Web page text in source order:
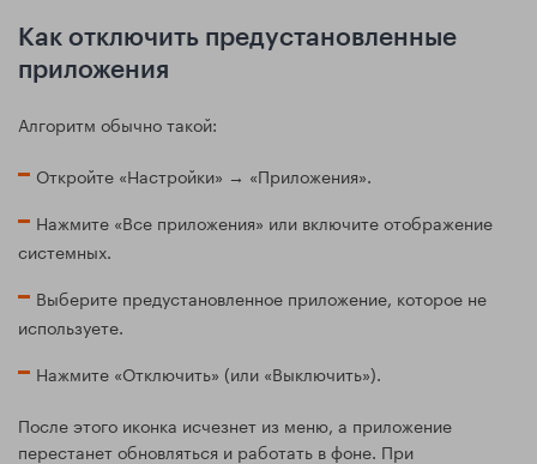
Как отключить предустановленные
приложения
Алгоритм обычно такой:
Откройте «Настройки» → «Приложения».
Нажмите «Все приложения» или включите отображение
системных.
Выберите предустановленное приложение, которое не
используете.
Нажмите «Отключить» (или «Выключить»).
После этого иконка исчезнет из меню, а приложение
перестанет обновляться и работать в фоне. При